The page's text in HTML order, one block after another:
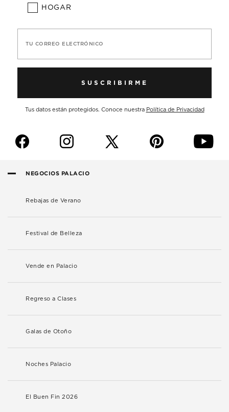
HOGAR
TU CORREO ELECTRÓNICO
SUSCRIBIRME
Tus datos están protegidos. Conoce nuestra Política de Privacidad
f i p y
NEGOCIOS PALACIO
Rebajas de Verano
Festival de Belleza
Vende en Palacio
Regreso a Clases
Galas de Otoño
Noches Palacio
El Buen Fin 2026